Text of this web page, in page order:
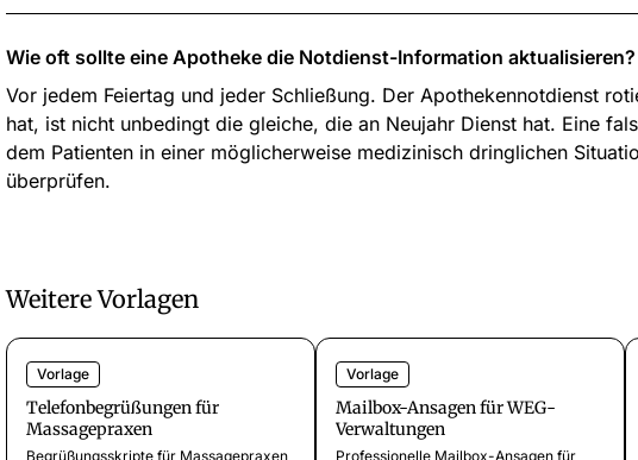
Wie oft sollte eine Apotheke die Notdienst-Information aktualisieren?
Vor jedem Feiertag und jeder Schließung. Der Apothekennotdienst
hat, ist nicht unbedingt die gleiche, die an Neujahr Dienst hat. Eine
dem Patienten in einer möglicherweise medizinisch dringlichen
überprüfen.
Weitere Vorlagen
Vorlage
Telefonbegrüßungen für
Massagepraxen
Begrüßungsskripte für Massagepraxen
Vorlage
Mailbox-Ansagen für WEG-
Verwaltungen
Professionelle Mailbox-Ansagen für